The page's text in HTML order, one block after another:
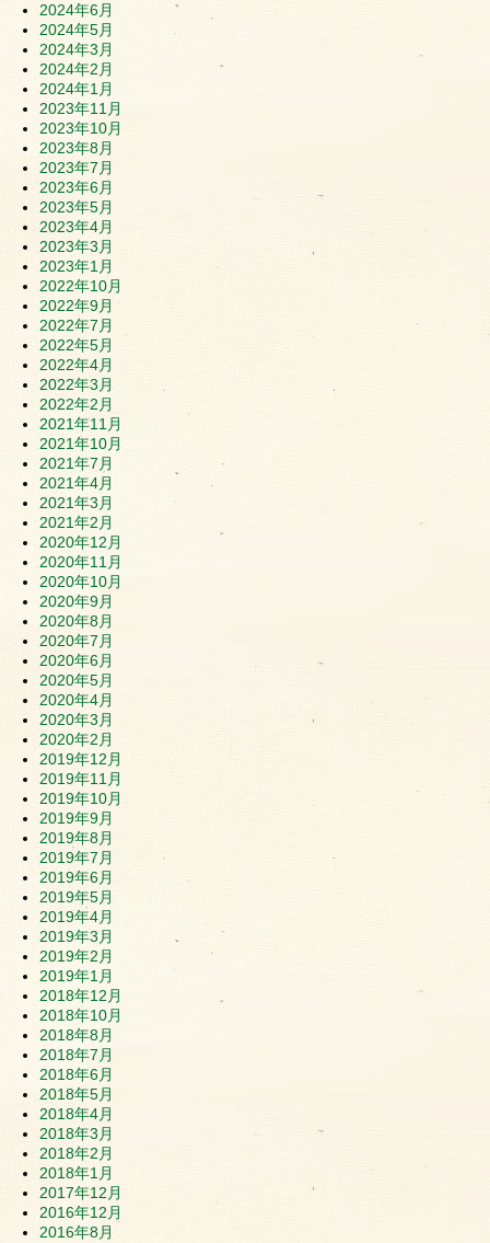
2024年6月
2024年5月
2024年3月
2024年2月
2024年1月
2023年11月
2023年10月
2023年8月
2023年7月
2023年6月
2023年5月
2023年4月
2023年3月
2023年1月
2022年10月
2022年9月
2022年7月
2022年5月
2022年4月
2022年3月
2022年2月
2021年11月
2021年10月
2021年7月
2021年4月
2021年3月
2021年2月
2020年12月
2020年11月
2020年10月
2020年9月
2020年8月
2020年7月
2020年6月
2020年5月
2020年4月
2020年3月
2020年2月
2019年12月
2019年11月
2019年10月
2019年9月
2019年8月
2019年7月
2019年6月
2019年5月
2019年4月
2019年3月
2019年2月
2019年1月
2018年12月
2018年10月
2018年8月
2018年7月
2018年6月
2018年5月
2018年4月
2018年3月
2018年2月
2018年1月
2017年12月
2016年12月
2016年8月